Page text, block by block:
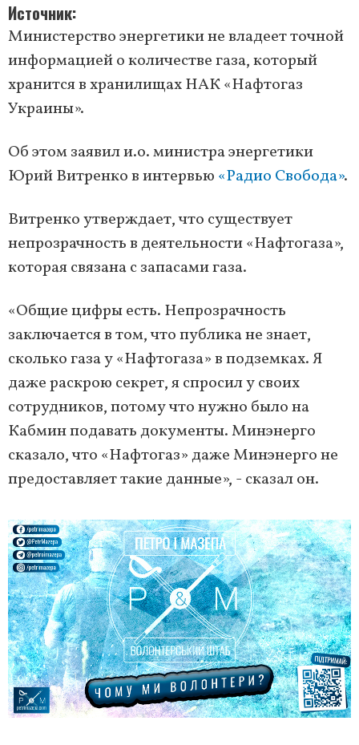
Источник
Министерство энергетики не владеет точной
информацией о количестве газа, который
хранится в хранилищах НАК «Нафтогаз
Украины».
Об этом заявил и.о. министра энергетики
Юрий Витренко в интервью «Радио Свобода».
Витренко утверждает, что существует
непрозрачность в деятельности «Нафтогаза»,
которая связана с запасами газа.
«Общие цифры есть. Непрозрачность
заключается в том, что публика не знает,
сколько газа у «Нафтогаза» в подземках. Я
даже раскрою секрет, я спросил у своих
сотрудников, потому что нужно было на
Кабмин подавать документы. Минэнерго
сказало, что «Нафтогаз» даже Минэнерго не
предоставляет такие данные», - сказал он.